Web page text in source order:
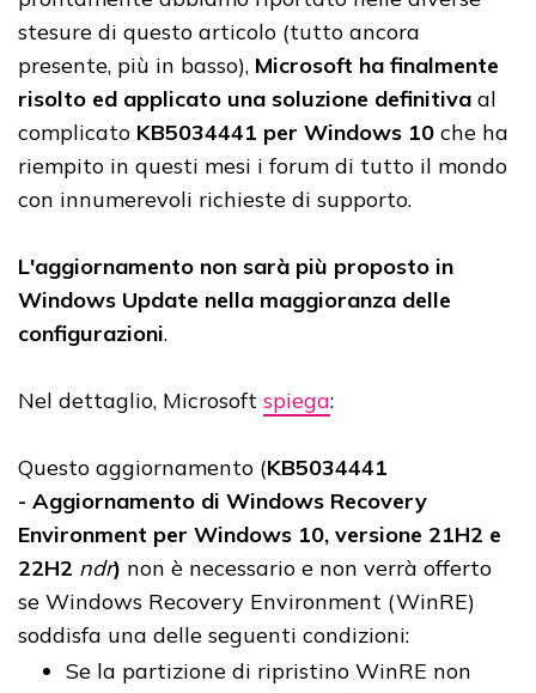
stesure di questo articolo (tutto ancora
presente, più in basso), Microsoft ha finalmente
risolto ed applicato una soluzione definitiva al
complicato KB5034441 per Windows 10 che ha
riempito in questi mesi i forum di tutto il mondo
con innumerevoli richieste di supporto.
L'aggiornamento non sarà più proposto in
Windows Update nella maggioranza delle
configurazioni.
Nel dettaglio, Microsoft spiega:
Questo aggiornamento (KB5034441
- Aggiornamento di Windows Recovery
Environment per Windows 10, versione 21H2 e
22H2 ndr) non è necessario e non verrà offerto
se Windows Recovery Environment (WinRE)
soddisfa una delle seguenti condizioni:
Se la partizione di ripristino WinRE non